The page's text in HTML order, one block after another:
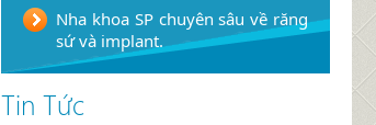
Nha khoa SP chuyên sâu về răng
sứ và implant.
Tin Tức